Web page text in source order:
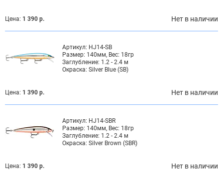
Цена: 1 390 р. Нет в наличии
Артикул: HJ14-SB
Размер: 140мм, Вес: 18гр
Заглубление: 1.2 - 2.4 м
Окраска: Silver Blue (SB)
Цена: 1 390 р. Нет в наличии
Артикул: HJ14-SBR
Размер: 140мм, Вес: 18гр
Заглубление: 1.2 - 2.4 м
Окраска: Silver Brown (SBR)
Цена: 1 390 р. Нет в наличии